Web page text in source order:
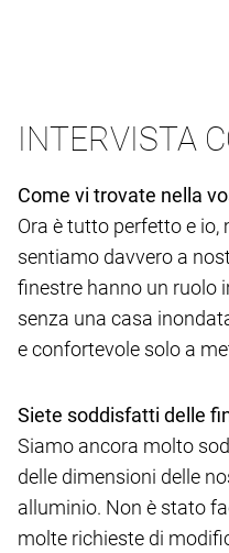
INTERVISTA
Come vi trovate nella
Ora è tutto perfetto e
sentiamo davvero a
finestre hanno un ruolo
senza una casa
e confortevole solo a
Siete soddisfatti delle
Siamo ancora molto
delle dimensioni delle
alluminio. Non è stato
molte richieste di